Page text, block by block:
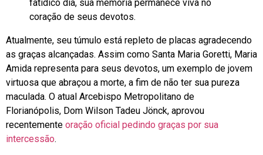
fatídico dia, sua memória permanece viva no
coração de seus devotos.
Atualmente, seu túmulo está repleto de placas agradecendo
as graças alcançadas. Assim como Santa Maria Goretti, Maria
Amida representa para seus devotos, um exemplo de jovem
virtuosa que abraçou a morte, a fim de não ter sua pureza
maculada. O atual Arcebispo Metropolitano de
Florianópolis, Dom ‎Wilson Tadeu Jönck, aprovou
recentemente oração oficial pedindo graças por sua
intercessão.